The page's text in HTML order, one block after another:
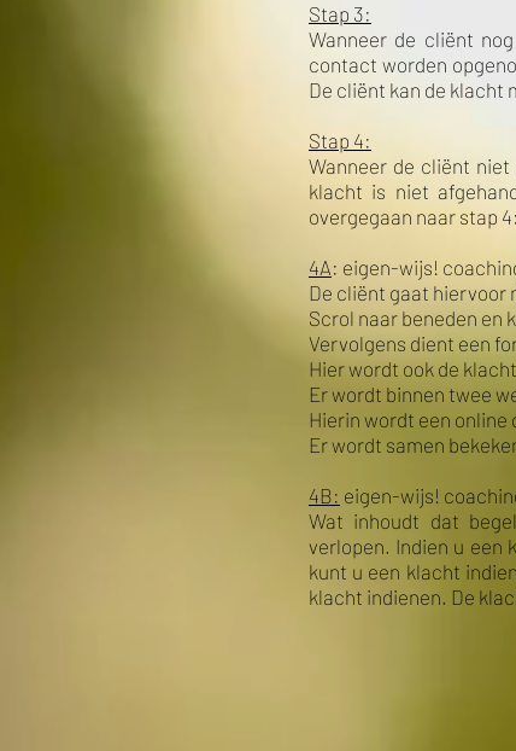
Stap 3:
Wanneer de cliënt
contact worden
De cliënt kan de klacht
Stap 4:
Wanneer de cliënt
klacht is niet
overgegaan naar stap 4:
4A: eigen-wijs!
De cliënt gaat hiervoor
Scrol naar beneden en
Vervolgens dient een
Hier wordt ook de
Er wordt binnen twee
Hierin wordt een
Er wordt samen
4B: eigen-wijs!
Wat inhoudt dat
verlopen. Indien u een
kunt u een klacht
klacht indienen. De